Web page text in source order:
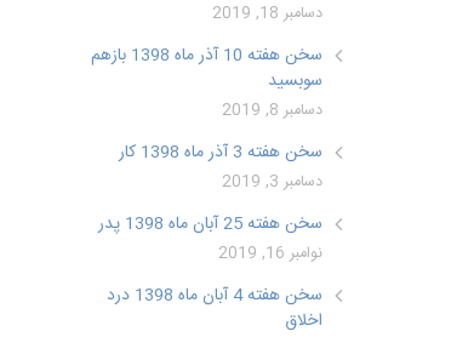
دسامبر 18, 2019
سخن هفته 10 آذر ماه 1398 بازهم
سوبسید
دسامبر 8, 2019
سخن هفته 3 آذر ماه 1398 کار
دسامبر 3, 2019
سخن هفته 25 آبان ماه 1398 پدر
نوامبر 16, 2019
سخن هفته 4 آبان ماه 1398 درد
اخلاق